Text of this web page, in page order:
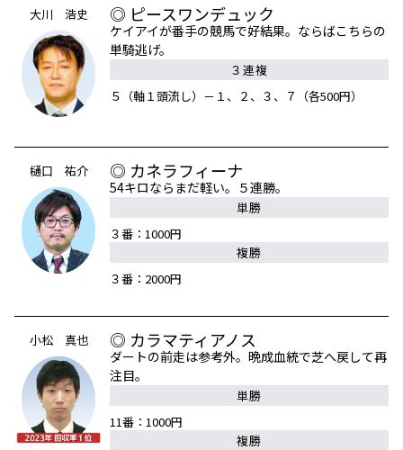
大川 浩史 ◎ ピースワンデュック
ケイアイが番手の競馬で好結果。ならばこちらの
単騎逃げ。
３連複
５（軸１頭流し）－１、２、３、７（各500円）
樋口 祐介 ◎ カネラフィーナ
54キロならまだ軽い。５連勝。
単勝
３番：1000円
複勝
３番：2000円
小松 真也 ◎ カラマティアノス
ダートの前走は参考外。晩成血統で芝へ戻して再
注目。
単勝
11番：1000円
複勝